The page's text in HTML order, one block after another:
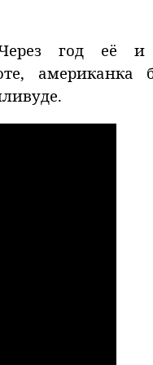
год её и
американка